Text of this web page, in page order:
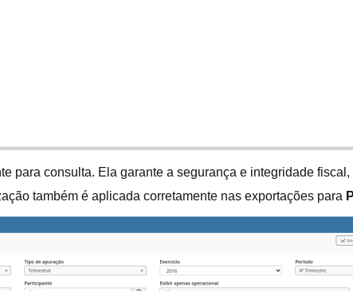
para consulta. Ela garante a segurança e integridade
também é aplicada corretamente nas exportações para